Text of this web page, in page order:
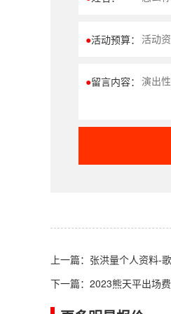
●活动预算：
●留言内容：
上一篇： 张洪量个人资料-
下一篇： 2023熊天平出场